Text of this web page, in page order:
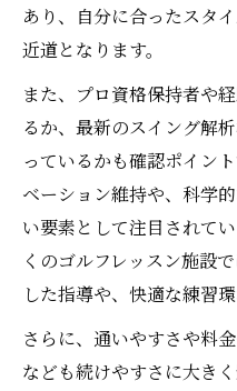
少人数制ゴルフ
ゴルフレッスン
り方
つくば市で理想の
つくば市ゴルフ
イント
アクセス重視で
特徴
体験ゴルフレッ
しよう
つくばゴルフ個
あり、自分に合ったスタ
近道となります。
また、プロ資格保持者や
るか、最新のスイング解
っているかも確認ポイン
ベーション維持や、科学
い要素として注目されて
くのゴルフレッスン施設
した指導や、快適な練習
さらに、通いやすさや料
なども続けやすさに大き